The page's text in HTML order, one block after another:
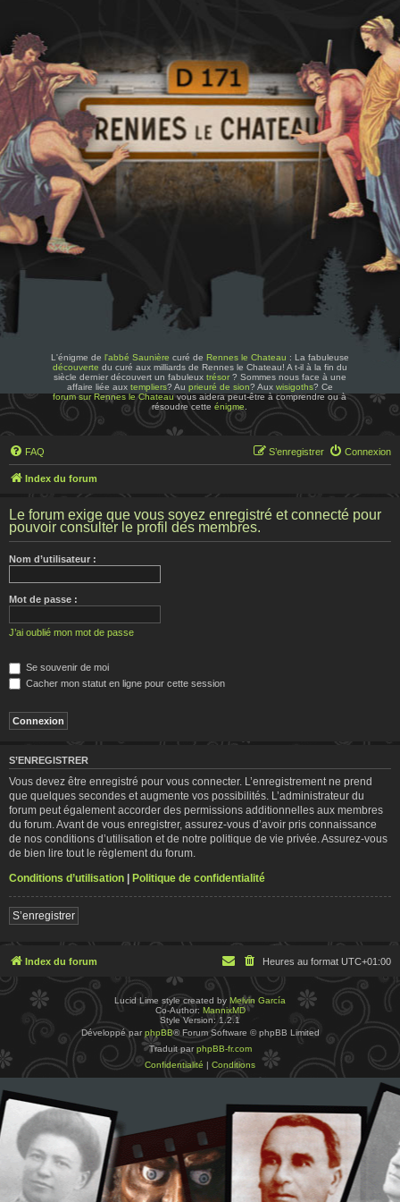
L'énigme de l'abbé Saunière curé de Rennes le Chateau : La fabuleuse
découverte du curé aux milliards de Rennes le Chateau! A t-il à la fin du
siècle dernier découvert un fabuleux trésor? Sommes nous face à une
affaire liée aux templiers? Au prieuré de sion? Aux wisigoths? Ce
forum sur Rennes le Chateauvous aidera peut-être à comprendre ou à
résoudre cetteénigme
FAQ Connexion
S’enregistrer
Index du forum
Le forum exige que vous soyez enregistré et connecté pour
pouvoir consulter le profil des membres.
Nom d’utilisateur :
Mot de passe :
J’ai oublié mon mot de passe
Se souvenir de moi
Cacher mon statut en ligne pour cette session
S’ENREGISTRER
Vous devez être enregistré pour vous connecter. L’enregistrement ne prend
que quelques secondes et augmente vos possibilités. L’administrateur du
forum peut également accorder des permissions additionnelles aux membres
du forum. Avant de vous enregistrer, assurez-vous d’avoir pris connaissance
de nos conditions d’utilisation et de notre politique de vie privée. Assurez-vous
de bien lire tout le règlement du forum.
Conditions d’utilisation | Politique de confidentialité
S’enregistrer
Index du forum Heures au format UTC+01:00
Lucid Lime style created by Melvin García
Co-Author: MannixMD
Style Version: 1.2.1
Développé par phpBB® Forum Software © phpBB Limited
Traduit par phpBB-fr.com
Confidentialité | Conditions